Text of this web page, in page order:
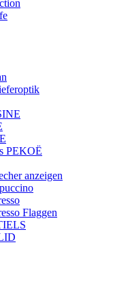
PEKOË
anzeigen
Flaggen